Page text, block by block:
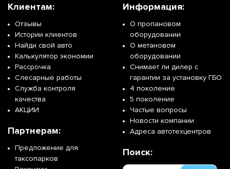
Клиентам:
Отзывы
Истории клиентов
Найди свой авто
Калькулятор экономии
Рассрочка
Слесарные работы
Служба контроля
качества
АКЦИИ
Партнерам:
Предложение для
таксопарков
Информация:
О пропановом
оборудовании
О метановом
оборудовании
Снимает ли дилер с
гарантии за установку ГБО
4 поколение
5 поколение
Частые вопросы
Новости компании
Адреса автотехцентров
Поиск: